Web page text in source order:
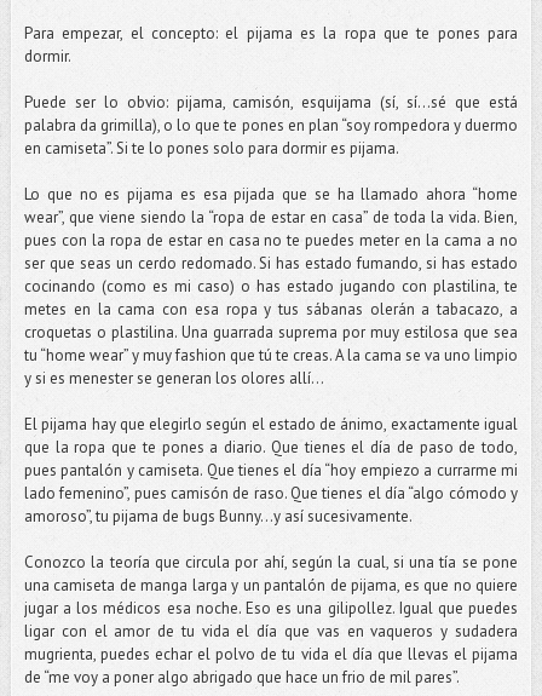
Para empezar, el concepto: el pijama es la ropa que te pones para
dormir.
Puede ser lo obvio: pijama, camisón, esquijama (sí, sí...sé que está
palabra da grimilla), o lo que te pones en plan “soy rompedora y duermo
en camiseta”. Si te lo pones solo para dormir es pijama.
Lo que no es pijama es esa pijada que se ha llamado ahora “home
wear”, que viene siendo la “ropa de estar en casa” de toda la vida. Bien,
pues con la ropa de estar en casa no te puedes meter en la cama a no
ser que seas un cerdo redomado. Si has estado fumando, si has estado
cocinando (como es mi caso) o has estado jugando con plastilina, te
metes en la cama con esa ropa y tus sábanas olerán a tabacazo, a
croquetas o plastilina. Una guarrada suprema por muy estilosa que sea
tu “home wear” y muy fashion que tú te creas. A la cama se va uno limpio
y si es menester se generan los olores allí…
El pijama hay que elegirlo según el estado de ánimo, exactamente igual
que la ropa que te pones a diario. Que tienes el día de paso de todo,
pues pantalón y camiseta. Que tienes el día “hoy empiezo a currarme mi
lado femenino”, pues camisón de raso. Que tienes el día “algo cómodo y
amoroso”, tu pijama de bugs Bunny…y así sucesivamente.
Conozco la teoría que circula por ahí, según la cual, si una tía se pone
una camiseta de manga larga y un pantalón de pijama, es que no quiere
jugar a los médicos esa noche. Eso es una gilipollez. Igual que puedes
ligar con el amor de tu vida el día que vas en vaqueros y sudadera
mugrienta, puedes echar el polvo de tu vida el día que llevas el pijama
de “me voy a poner algo abrigado que hace un frio de mil pares”.